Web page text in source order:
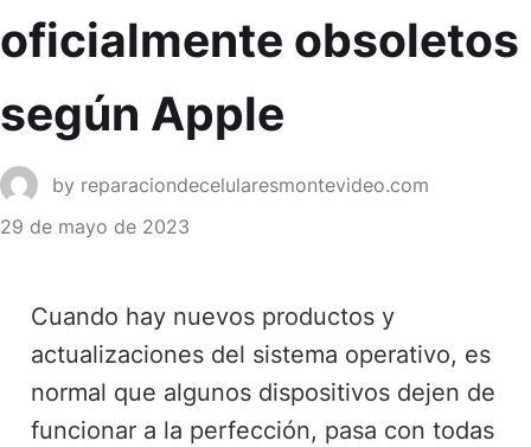
oficialmente obsoletos
según Apple
by reparaciondecelularesmontevideo.com
29 de mayo de 2023
Cuando hay nuevos productos y
actualizaciones del sistema operativo, es
normal que algunos dispositivos dejen de
funcionar a la perfección, pasa con todas